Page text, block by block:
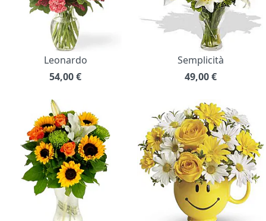
Leonardo
54,00€
Semplicità
49,00€